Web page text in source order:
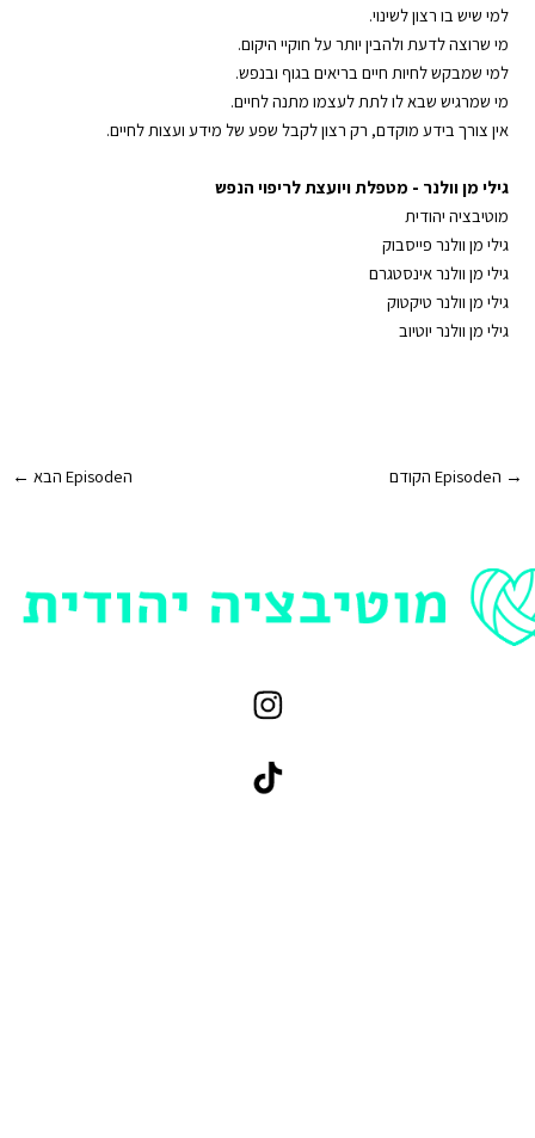
למי שיש בו רצון לשינוי.
מי שרוצה לדעת ולהבין יותר על חוקיי היקום.
למי שמבקש לחיות חיים בריאים בגוף ובנפש.
מי שמרגיש שבא לו לתת לעצמו מתנה לחיים.
אין צורך בידע מוקדם, רק רצון לקבל שפע של מידע ועצות לחיים.
גילי מן וולנר - ⁠מטפלת ויועצת לריפוי הנפש⁠
מוטיבציה יהודית
גילי מן וולנר פייסבוק
גילי מן וולנר אינסטגרם
גילי מן וולנר טיקטוק
גילי מן וולנר יוטיוב⁠
Post→ הEpisode הקודם הEpisode הבא ←